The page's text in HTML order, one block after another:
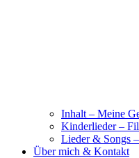
Inhalt – Meine
Kinderlieder –
Lieder & Songs
Über mich & Kontakt